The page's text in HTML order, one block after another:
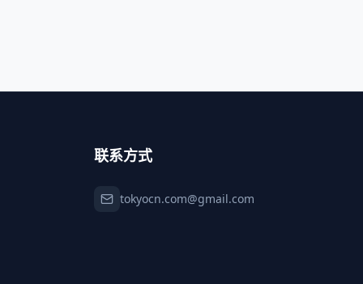
联系方式
tokyocn.com@gmail.com